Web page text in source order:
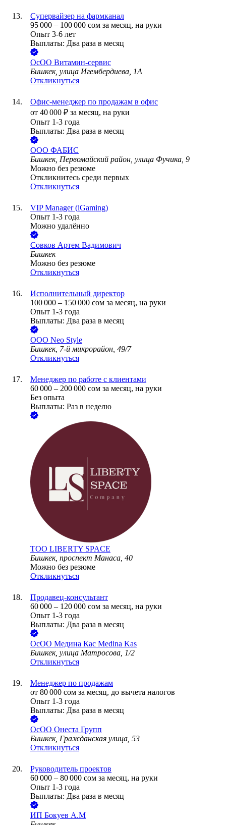
Супервайзер на фармканал
95 000 – 100 000 сом за месяц, на руки
Опыт 3-6 лет
Выплаты: Два раза в месяц
ОсОО Витамин-сервис
Бишкек, улица Игембердиева, 1А
Откликнуться
Офис-менеджер по продажам в офис
от 40 000 ₽ за месяц, на руки
Опыт 1-3 года
Выплаты: Два раза в месяц
ООО ФАБИС
Бишкек, Первомайский район, улица Фучика, 9
Можно без резюме
Откликнитесь среди первых
Откликнуться
VIP Manager (iGaming)
Опыт 1-3 года
Можно удалённо
Совков Артем Вадимович
Бишкек
Можно без резюме
Откликнуться
Исполнительный директор
100 000 – 150 000 сом за месяц, на руки
Опыт 1-3 года
Выплаты: Два раза в месяц
ООО Neo Style
Бишкек, 7-й микрорайон, 49/7
Откликнуться
Менеджер по работе с клиентами
60 000 – 200 000 сом за месяц, на руки
Без опыта
Выплаты: Раз в неделю
ТОО LIBERTY SPACE
Бишкек, проспект Манаса, 40
Можно без резюме
Откликнуться
Продавец-консультант
60 000 – 120 000 сом за месяц, на руки
Опыт 1-3 года
Выплаты: Два раза в месяц
ОсОО Медина Кас Medina Kas
Бишкек, улица Матросова, 1/2
Откликнуться
Менеджер по продажам
от 80 000 сом за месяц, до вычета налогов
Опыт 1-3 года
Выплаты: Два раза в месяц
ОсОО Онеста Групп
Бишкек, Гражданская улица, 53
Откликнуться
Руководитель проектов
60 000 – 80 000 сом за месяц, на руки
Опыт 1-3 года
Выплаты: Два раза в месяц
ИП Бокуев А.М